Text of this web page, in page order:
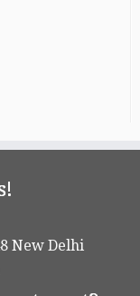
New Delhi